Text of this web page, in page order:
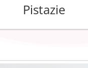
Pistazie